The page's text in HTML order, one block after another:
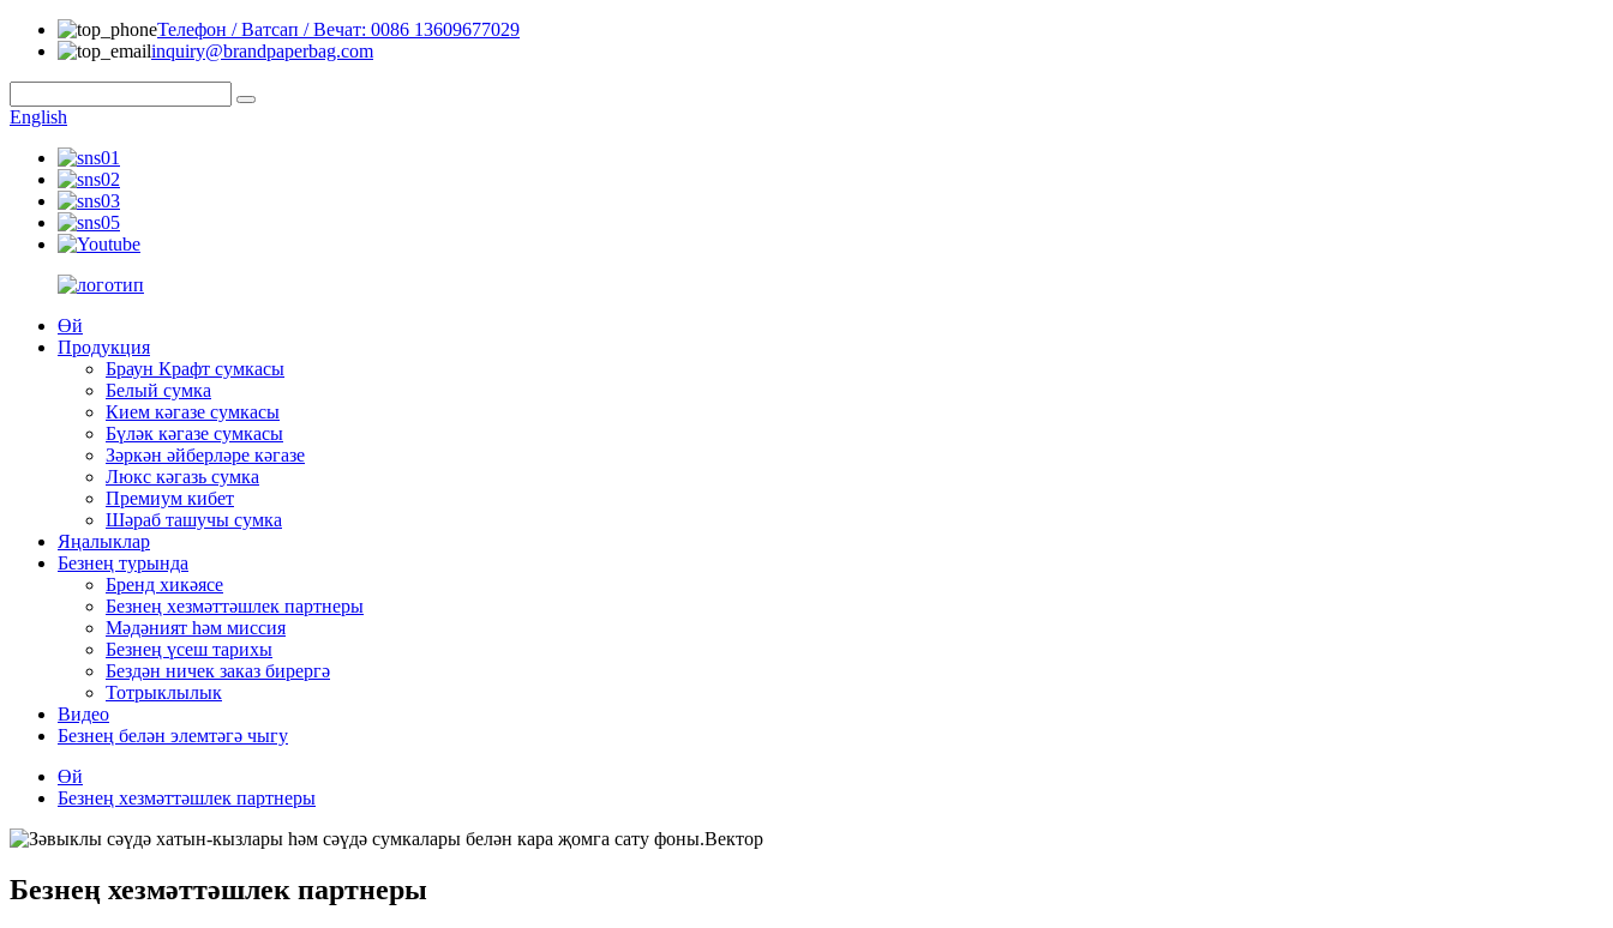
Телефон / Ватсап / Вечат: 0086 13609677029
inquiry@brandpaperbag.com
English
Өй
Продукция
Браун Крафт сумкасы
Белый сумка
Кием кәгазе сумкасы
Бүләк кәгазе сумкасы
Зәркән әйберләре кәгазе
Люкс кәгазь сумка
Премиум кибет
Шәраб ташучы сумка
Яңалыклар
Безнең турында
Бренд хикәясе
Безнең хезмәттәшлек партнеры
Мәдәният һәм миссия
Безнең үсеш тарихы
Бездән ничек заказ бирергә
Тотрыклылык
Видео
Безнең белән элемтәгә чыгу
Өй
Безнең хезмәттәшлек партнеры
Безнең хезмәттәшлек партнеры